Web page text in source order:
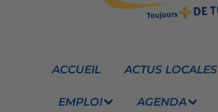
ACCUEIL ACTUS LOCALES
EMPLOI AGENDA